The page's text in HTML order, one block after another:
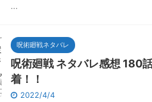
...
呪術廻戦ネタバレ
呪術廻戦 ネタバレ感想 180
着！！
2022/4/4